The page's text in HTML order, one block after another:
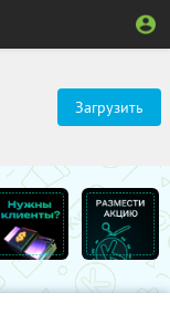
Загрузить